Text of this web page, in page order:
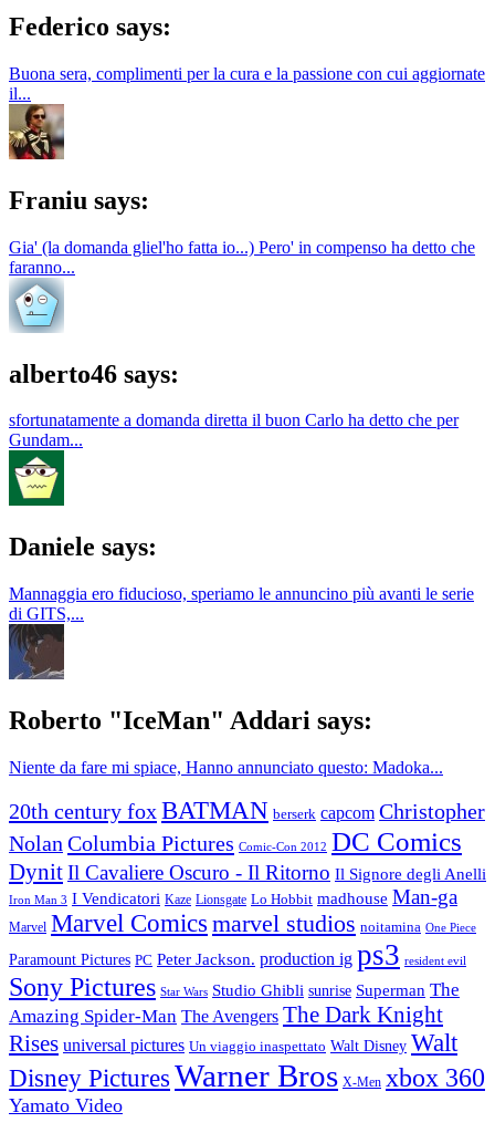
Federico says:
Buona sera, complimenti per la cura e la passione con cui aggiornate
il...
Franiu says:
Gia' (la domanda gliel'ho fatta io...) Pero' in compenso ha detto che
faranno...
alberto46 says:
sfortunatamente a domanda diretta il buon Carlo ha detto che per
Gundam...
Daniele says:
Mannaggia ero fiducioso, speriamo le annuncino più avanti le serie
di GITS,...
Roberto "IceMan" Addari says:
Niente da fare mi spiace, Hanno annunciato questo: Madoka...
20th century foxBATMAN berserk capcom Christopher
Nolan Columbia Pictures Comic-Con 2012 DC Comics
DynitIl Cavaliere Oscuro - Il Ritorno Il Signore degli Anelli
Iron Man 3 I Vendicatori Kaze Lionsgate Lo Hobbit madhouse Man-ga
Marvel Marvel Comics marvel studios noitamina One Piece
Paramount Pictures PC Peter Jackson. production ig ps3 resident evil
Sony Pictures Star Wars Studio Ghibli sunrise Superman The
Amazing Spider-Man The Avengers The Dark Knight
Rises universal pictures Un viaggio inaspettato Walt Disney Walt
Disney PicturesWarner Bros X-Men xbox 360
Yamato Video